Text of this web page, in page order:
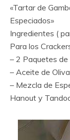
«Tartar de
Especiados»
Ingredientes (
Para los
– 2 Paquetes de
– Aceite de Oliva.
– Mezcla de
Hanout y